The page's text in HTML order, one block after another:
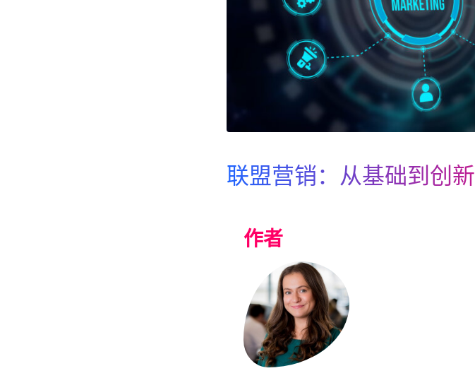
联盟营销：从基础到创新
作者